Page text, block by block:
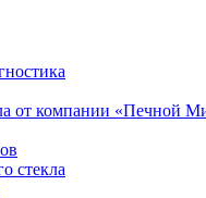
от компании «Печной
стекла